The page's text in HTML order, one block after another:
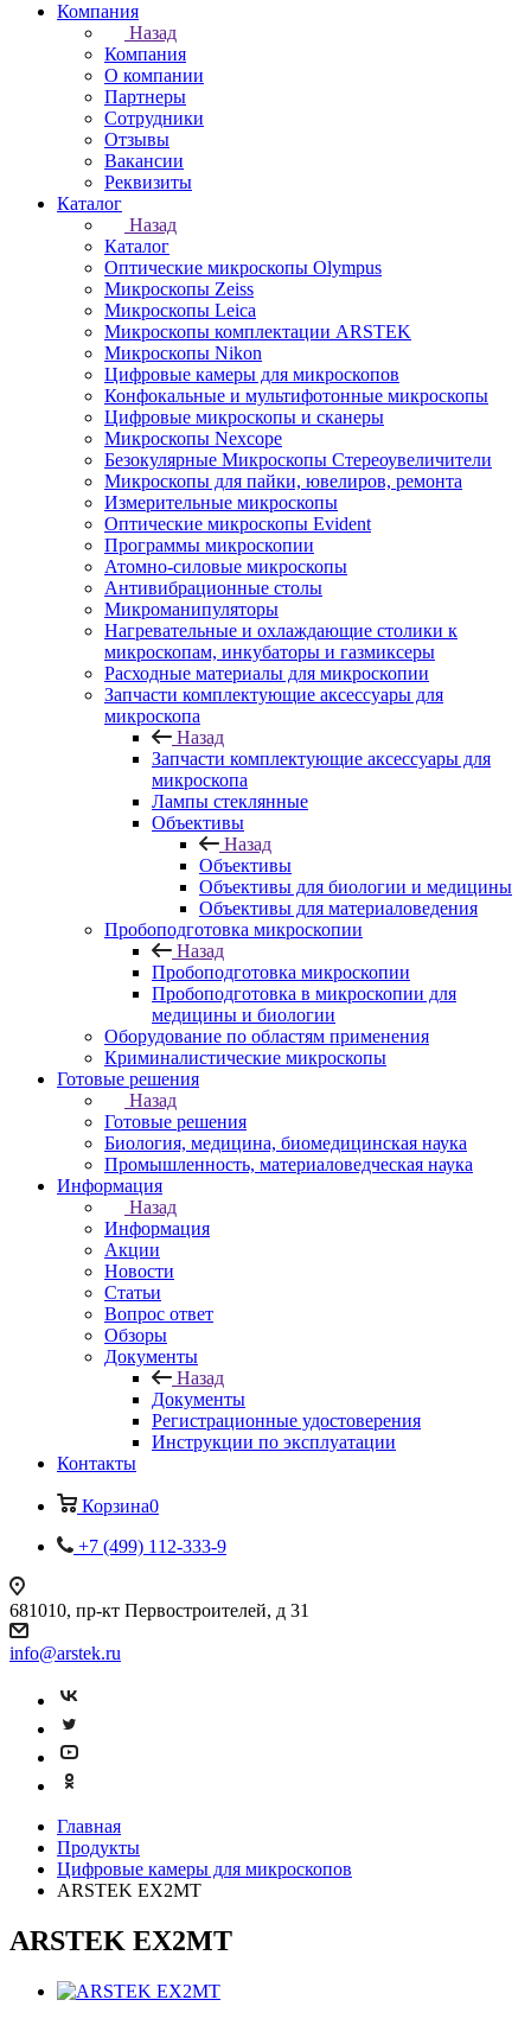
Компания
Назад
Компания
О компании
Партнеры
Сотрудники
Отзывы
Вакансии
Реквизиты
Каталог
Назад
Каталог
Оптические микроскопы Olympus
Микроскопы Zeiss
Микроскопы Leica
Микроскопы комплектации ARSTEK
Микроскопы Nikon
Цифровые камеры для микроскопов
Конфокальные и мультифотонные микроскопы
Цифровые микроскопы и сканеры
Микроскопы Nexcope
Безокулярные Микроскопы Стереоувеличители
Микроскопы для пайки, ювелиров, ремонта
Измерительные микроскопы
Оптические микроскопы Evident
Программы микроскопии
Атомно-силовые микроскопы
Антивибрационные столы
Микроманипуляторы
Нагревательные и охлаждающие столики к
микроскопам, инкубаторы и газмиксеры
Расходные материалы для микроскопии
Запчасти комплектующие аксессуары для
микроскопа
Назад
Запчасти комплектующие аксессуары для
микроскопа
Лампы стеклянные
Объективы
Назад
Объективы
Объективы для биологии и медицины
Объективы для материаловедения
Пробоподготовка микроскопии
Назад
Пробоподготовка микроскопии
Пробоподготовка в микроскопии для
медицины и биологии
Оборудование по областям применения
Криминалистические микроскопы
Готовые решения
Назад
Готовые решения
Биология, медицина, биомедицинская наука
Промышленность, материаловедческая наука
Информация
Назад
Информация
Акции
Новости
Статьи
Вопрос ответ
Обзоры
Документы
Назад
Документы
Регистрационные удостоверения
Инструкции по эксплуатации
Контакты
Корзина0
+7 (499) 112-333-9
681010, пр-кт Первостроителей, д 31
info@arstek.ru
Главная
Продукты
Цифровые камеры для микроскопов
ARSTEK EX2MT
ARSTEK EX2MT